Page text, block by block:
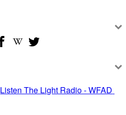
Listen The Light Radio - WFAD